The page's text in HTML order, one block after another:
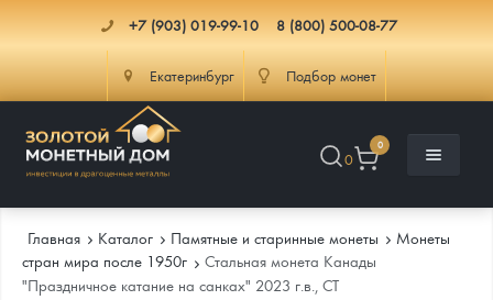
+7 (903) 019-99-10 8 (800) 500-08-77
Екатеринбург Подбор монет
0
0
Главная Каталог Памятные и старинные монеты
Монеты
стран мира после 1950г
Стальная монета Канады
"Праздничное катание на санках" 2023 г.в., СТ